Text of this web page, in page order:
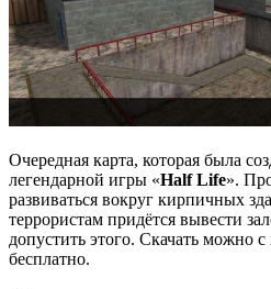
Очередная карта, которая была
легендарной игры «Half Life».
развиваться вокруг кирпичных
террористам придётся вывести
допустить этого. Скачать можно
бесплатно.